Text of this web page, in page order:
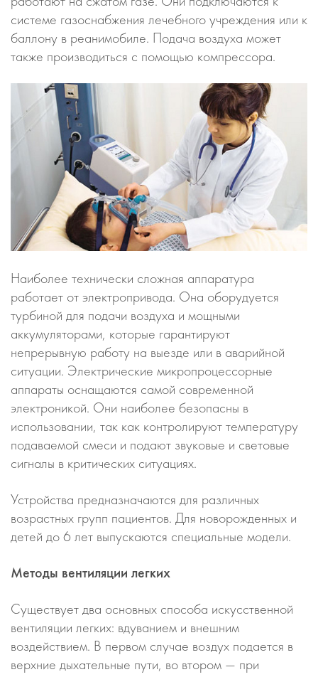
системе газоснабжения лечебного учреждения или к
баллону в реанимобиле. Подача воздуха может
также производиться с помощью компрессора.
Наиболее технически сложная аппаратура
работает от электропривода. Она оборудуется
турбиной для подачи воздуха и мощными
аккумуляторами, которые гарантируют
непрерывную работу на выезде или в аварийной
ситуации. Электрические микропроцессорные
аппараты оснащаются самой современной
электроникой. Они наиболее безопасны в
использовании, так как контролируют температуру
подаваемой смеси и подают звуковые и световые
сигналы в критических ситуациях.
Устройства предназначаются для различных
возрастных групп пациентов. Для новорожденных и
детей до 6 лет выпускаются специальные модели.
Методы вентиляции легких
Существует два основных способа искусственной
вентиляции легких: вдуванием и внешним
воздействием. В первом случае воздух подается в
верхние дыхательные пути, во втором — при